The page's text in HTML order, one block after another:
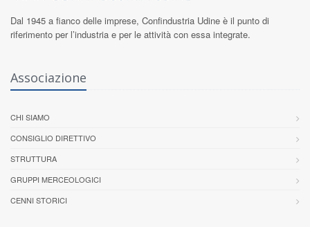
Dal 1945 a fianco delle imprese, Confindustria Udine è il punto di
riferimento per l’industria e per le attività con essa integrate.
Associazione
CHI SIAMO
CONSIGLIO DIRETTIVO
STRUTTURA
GRUPPI MERCEOLOGICI
CENNI STORICI